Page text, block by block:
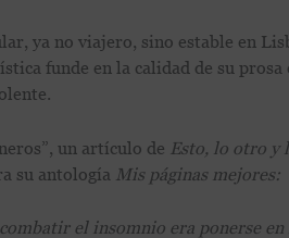
ya no viajero, sino estable en
funde en la calidad de su
un artículo de Esto, lo otro y
su antología Mis páginas mejores:
el insomnio era ponerse